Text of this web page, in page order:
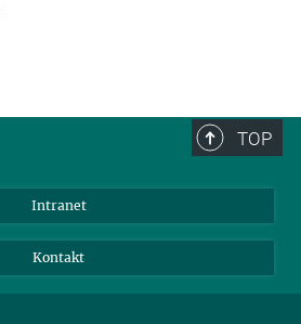
TOP
Intranet
Kontakt